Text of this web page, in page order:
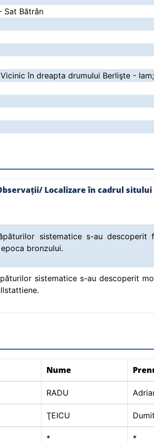
Sat Bătrân
în dreapta drumului Berlişte -
Localizare în cadrul sitului
sistematice s-au descoperit
bronzului.
sistematice s-au descoperit
Nume
RADU
ŢEICU
* *